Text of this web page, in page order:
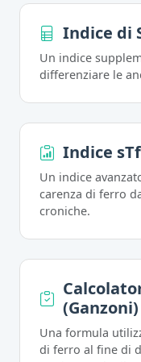
Indice di
Un indice
differenziare le
Indice
Un indice
carenza di ferro
croniche.
(Ganzoni)
Una formula
di ferro al fine di